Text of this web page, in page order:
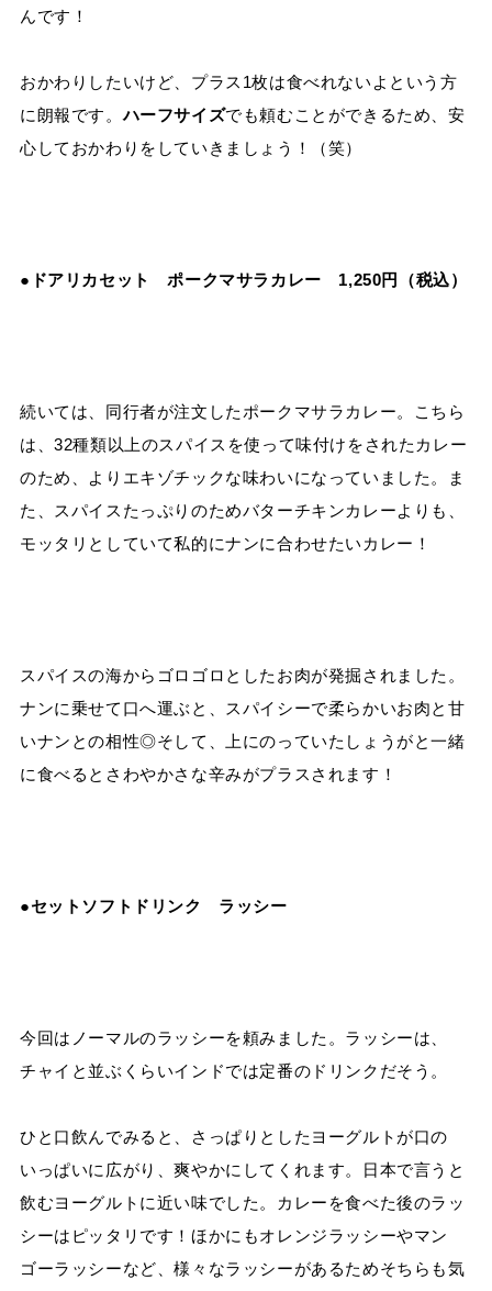
んです！
おかわりしたいけど、プラス 1枚は食べれないよという方
に朗報です。ハーフサイズでも頼むことができるため、安
心しておかわりをしていきましょう！（笑）
● ドアリカセット ポークマサラカレー 1,250円（税込）
続いては、同行者が注文したポークマサラカレー。こちら
は、32種類以上のスパイスを使って味付けをされたカレー
のため、よりエキゾチックな味わいになっていました。ま
た、スパイスたっぷりのためバターチキンカレーよりも、
モッタリとしていて私的にナンに合わせたいカレー！
スパイスの海からゴロゴロとしたお肉が発掘されました。
ナンに乗せて口へ運ぶと、スパイシーで柔らかいお肉と甘
いナンとの相性◎そして、上にのっていたしょうがと一緒
に食べるとさわやかさな辛みがプラスされます！
●セットソフトドリンク ラッシー
今回はノーマルのラッシーを頼みました。ラッシーは、
チャイと並ぶくらいインドでは定番のドリンクだそう。
ひと口飲んでみると、さっぱりとしたヨーグルトが口の
いっぱいに広がり、爽やかにしてくれます。日本で言うと
飲むヨーグルトに近い味でした。カレーを食べた後のラッ
シーはピッタリです！ほかにもオレンジラッシーやマン
ゴーラッシーなど、様々なラッシーがあるためそちらも気